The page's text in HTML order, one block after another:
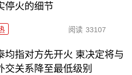
停火的细节
阅读 33107
均指对方先开火 柬决定将与
交关系降至最低级别